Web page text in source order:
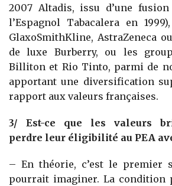
2007 Altadis, issu d’une
l’Espagnol Tabacalera en
GlaxoSmithKline, AstraZeneca
de luxe Burberry, ou les
Billiton et Rio Tinto, parmi de
apportant une diversification
rapport aux valeurs françaises.
3/ Est-ce que les valeurs
perdre leur éligibilité au PEA
– En théorie, c’est le premier
pourrait imaginer. La condition